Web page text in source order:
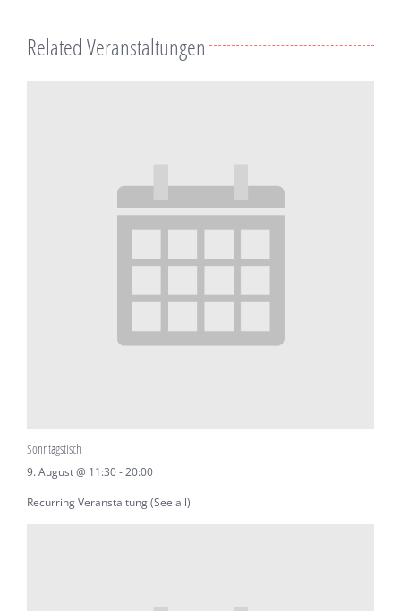
Related Veranstaltungen
Sonntagstisch
9. August @ 11:30-20:00
Recurring Veranstaltung(See all)